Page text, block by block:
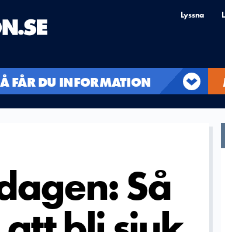
Lyssna
FÅR DU INFORMATION
Så